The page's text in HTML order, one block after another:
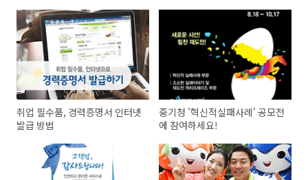
취업 필수품, 경력증명서 인터넷
발급 방법
중기청 '혁신적실패사례' 공모전
에 참여하세요!